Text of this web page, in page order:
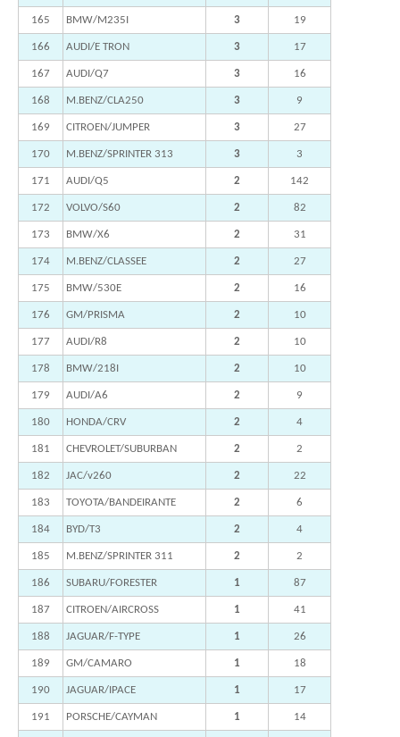
165 BMW/M235I 3 19
166 AUDI/E TRON 3 17
167 AUDI/Q7 3 16
168 M.BENZ/CLA250 3 9
169 CITROEN/JUMPER 3 27
170 M.BENZ/SPRINTER 313 3 3
171 AUDI/Q5 2 142
172 VOLVO/S60 2 82
173 BMW/X6 2 31
174 M.BENZ/CLASSEE 2 27
175 BMW/530E 2 16
176 GM/PRISMA 2 10
177 AUDI/R8 2 10
178 BMW/218I 2 10
179 AUDI/A6 2 9
180 HONDA/CRV 2 4
181 CHEVROLET/SUBURBAN 2 2
182 JAC/v260 2 22
183 TOYOTA/BANDEIRANTE 2 6
184 BYD/T3 2 4
185 M.BENZ/SPRINTER 311 2 2
186 SUBARU/FORESTER 1 87
187 CITROEN/AIRCROSS 1 41
188 JAGUAR/F-TYPE 1 26
189 GM/CAMARO 1 18
190 JAGUAR/IPACE 1 17
191 PORSCHE/CAYMAN 1 14